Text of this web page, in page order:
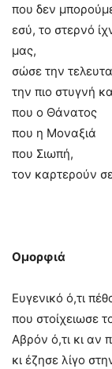
που δεν
εσύ, το στερνό
μας,
σώσε την
την πιο στυγνή
που ο Θάνατος
που η Μοναξιά
που Σιωπή,
τον καρτερούν
Ομορφιά
Ευγενικό ό,τι
που στοίχειωσε
Αβρόν ό,τι κι αν
κι έζησε λίγο